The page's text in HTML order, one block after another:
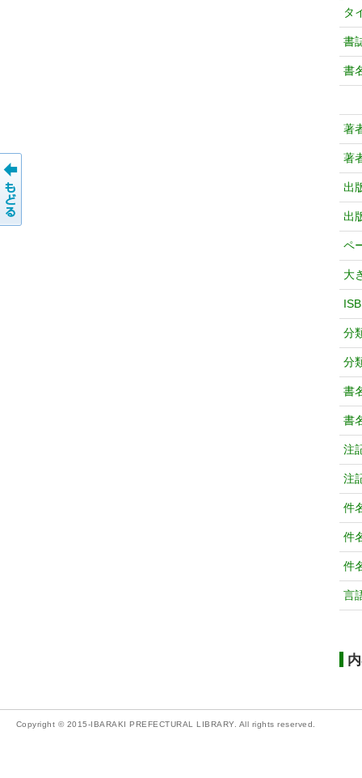
タ
書
書
著
著
出
出
ペ
大
分
分
書
書
注
注
件
件
件
言
Copyright © 2015-IBARAKI PREFECTURAL LIBRARY. All rights reserved.